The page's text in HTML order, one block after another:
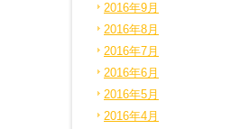
2016年9月
2016年8月
2016年7月
2016年6月
2016年5月
2016年4月